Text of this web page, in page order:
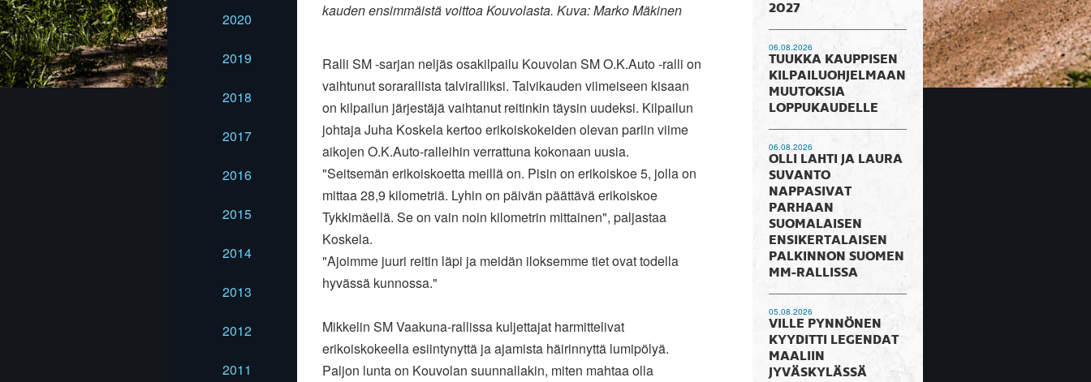
2020
2019
2018
2017
2016
2015
2014
2013
2012
2011
kauden ensimmäistä voittoa Kouvolasta. Kuva: Marko Mäkinen
Ralli SM -sarjan neljäs osakilpailu Kouvolan SM O.K.Auto -ralli on
vaihtunut sorarallista talviralliksi. Talvikauden viimeiseen kisaan
on kilpailun järjestäjä vaihtanut reitinkin täysin uudeksi. Kilpailun
johtaja Juha Koskela kertoo erikoiskokeiden olevan pariin viime
aikojen O.K.Auto-ralleihin verrattuna kokonaan uusia.
"Seitsemän erikoiskoetta meillä on. Pisin on erikoiskoe 5, jolla on
mittaa 28,9 kilometriä. Lyhin on päivän päättävä erikoiskoe
Tykkimäellä. Se on vain noin kilometrin mittainen", paljastaa
Koskela.
"Ajoimme juuri reitin läpi ja meidän iloksemme tiet ovat todella
hyvässä kunnossa."
Mikkelin SM Vaakuna-rallissa kuljettajat harmittelivat
erikoiskokeella esiintynyttä ja ajamista häirinnyttä lumipölyä.
Paljon lunta on Kouvolan suunnallakin, miten mahtaa olla
2027
06.08.2026
TUUKKA KAUPPISEN
KILPAILUOHJELMAAN
MUUTOKSIA
LOPPUKAUDELLE
06.08.2026
OLLI LAHTI JA LAURA
SUVANTO
NAPPASIVAT
PARHAAN
SUOMALAISEN
ENSIKERTALAISEN
PALKINNON SUOMEN
MM-RALLISSA
05.08.2026
VILLE PYNNÖNEN
KYYDITTI LEGENDAT
MAALIIN
JYVÄSKYLÄSSÄ